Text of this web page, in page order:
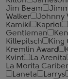
Jim Beam
Walker
Johnny
Kamiki
Kapriol
Gentleman
Killepitsch
King
Kremlin Award
Kvint
La Arenita
La Morita
Laneta
Larrys